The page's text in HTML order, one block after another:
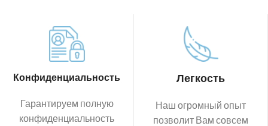
Конфиденциальность
Гарантируем полную
конфиденциальность
Легкость
Наш огромный опыт
позволит Вам совсем